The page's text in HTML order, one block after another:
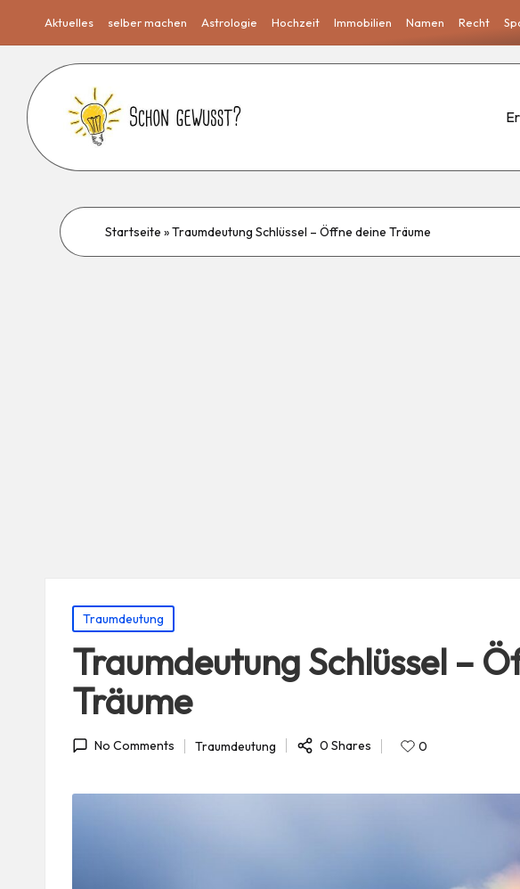
Aktuelles selber machen Astrologie Hochzeit Immobilien Namen Recht
Startseite »Traumdeutung Schlüssel – Öffne deine Träume
Posted
in
Traumdeutung
Traumdeutung Schlüssel –
Träume
No Comments
Posted
Traumdeutung 0 Shares 0